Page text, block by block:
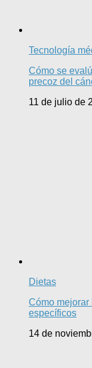
Tecnología
Cómo se
precoz del
11 de julio de
Dietas
Cómo
específicos
14 de